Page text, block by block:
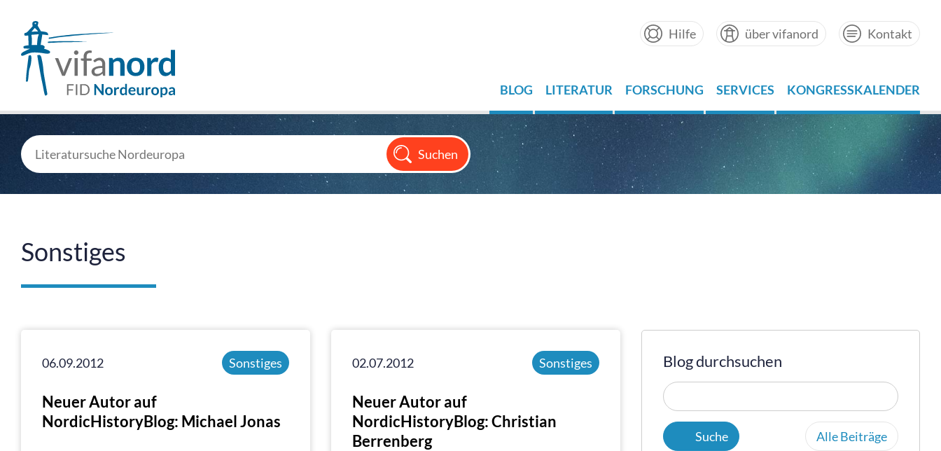
Hilfe über vifanord Kontakt
BLOG LITERATUR FORSCHUNG SERVICES KONGRESSKALENDER
Sonstiges
06.09.2012 Sonstiges
Neuer Autor auf
NordicHistoryBlog: Michael Jonas
02.07.2012 Sonstiges
Neuer Autor auf
NordicHistoryBlog: Christian
Berrenberg
Blog durchsuchen
Alle Beiträge